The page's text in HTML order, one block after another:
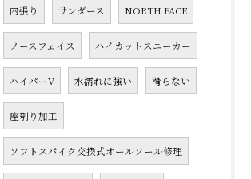
内張り サンダース NORTH FACE
ノースフェイス ハイカットスニーカー
ハイパーV 水濡れに強い 滑らない
座刳り加工
ソフトスパイク交換式オールソール修理